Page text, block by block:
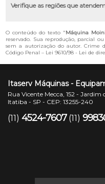
Verifique as regiões que
O conteúdo do texto "Máquina
reservado. Sua reprodução, parcial
sem a autorização do autor. Crime
Código Penal – Lei 9610/98 - Lei de
Itaserv Máquinas -
Rua Vicente Mecca, 152 - Jardim
Itatiba - SP - CEP: 13255-240
(11) 4524-7607 (11)